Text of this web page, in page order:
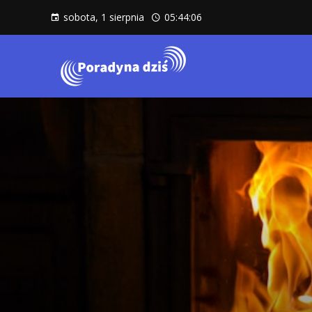
sobota, 1 sierpnia 05:44:08